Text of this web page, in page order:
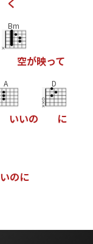
Bm
空が映って
A
いいの
D
に
いのに